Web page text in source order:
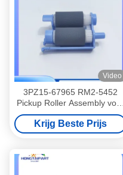
Video
3PZ15-67965 RM2-5452
Pickup Roller Assembly voor
H P M425 M427 M304 M305
M404 M405 M329 M428
M429 M402 M402dn
Krijg Beste Prijs